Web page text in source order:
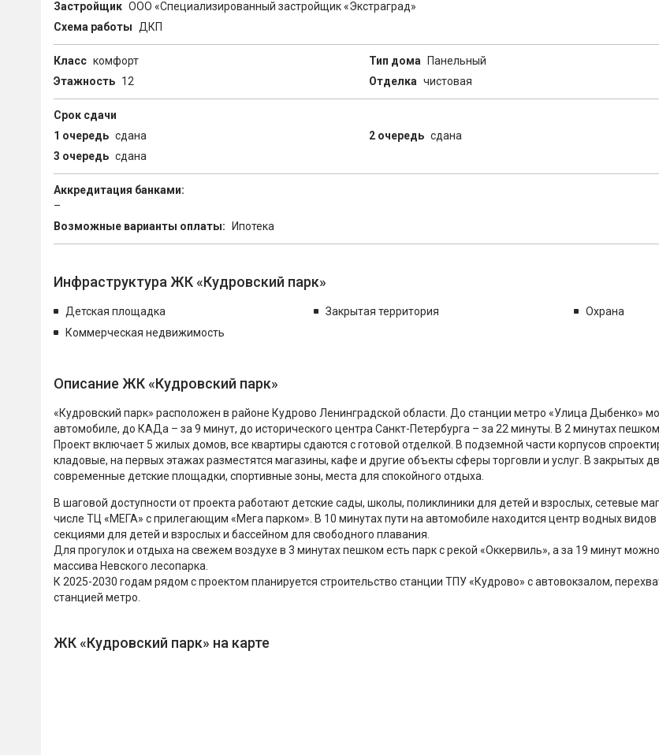
Застройщик ООО «Специализированный застройщик «Экстраград»
Схема работы
ДКП
Класс комфорт Тип дома
Панельный
Этажность 12 Отделка чистовая
Срок сдачи
1 очередь сдана 2 очередь сдана
3 очередь сдана
Аккредитация банками:
–
Возможные варианты оплаты:
Ипотека
Инфраструктура ЖК «Кудровский парк»
Детская площадка Закрытая территория
Охрана
Коммерческая недвижимость
Описание ЖК «Кудровский парк»
«Кудровский парк» расположен в районе Кудрово Ленинградской области. До станции метро «Улица Дыбенко»
автомобиле, до КАДа – за 9 минут, до исторического центра Санкт-Петербурга – за 22 минуты. В 2 минутах пешком
Проект включает 5 жилых домов, все квартиры сдаются с готовой отделкой. В подземной части корпусов
кладовые, на первых этажах разместятся магазины, кафе и другие объекты сферы торговли и услуг. В закрытых
современные детские площадки, спортивные зоны, места для спокойного отдыха.
В шаговой доступности от проекта работают детские сады, школы, поликлиники для детей и взрослых, сетевые
числе ТЦ «МЕГА» с прилегающим «Мега парком». В 10 минутах пути на автомобиле находится центр водных видов
секциями для детей и взрослых и бассейном для свободного плавания.
Для прогулок и отдыха на свежем воздухе в 3 минутах пешком есть парк с рекой «Оккервиль», а за 19 минут
массива Невского лесопарка.
К 2025-2030 годам рядом с проектом планируется строительство станции ТПУ «Кудрово» с автовокзалом,
станцией метро.
ЖК «Кудровский парк» на карте